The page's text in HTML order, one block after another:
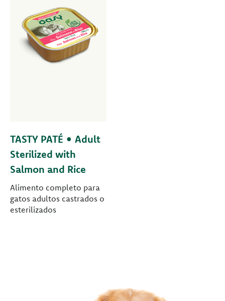
TASTY PATÉ • Adult
Sterilized with
Salmon and Rice
Alimento completo para
gatos adultos castrados o
esterilizados